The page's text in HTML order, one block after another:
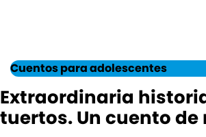
Cuentos para adolescentes
Extraordinaria
tuertos. Un cuento